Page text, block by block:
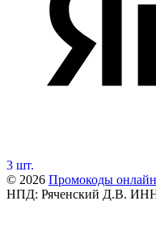
3 шт.
© 2026 Промокоды онлайн
НПД: Ряченский Д.В.